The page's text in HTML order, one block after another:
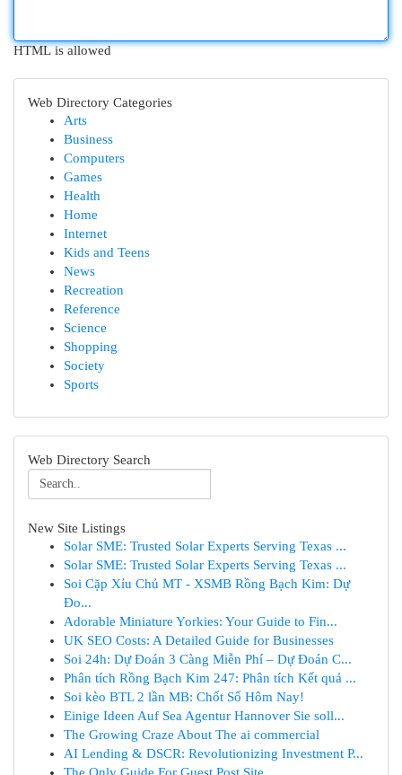
HTML is allowed
Web Directory Categories
Arts
Business
Computers
Games
Health
Home
Internet
Kids and Teens
News
Recreation
Reference
Science
Shopping
Society
Sports
Web Directory Search
New Site Listings
Solar SME: Trusted Solar Experts Serving Texas ...
Solar SME: Trusted Solar Experts Serving Texas ...
Soi Cặp Xỉu Chủ MT - XSMB Rồng Bạch Kim: Dự
Đo...
Adorable Miniature Yorkies: Your Guide to Fin...
UK SEO Costs: A Detailed Guide for Businesses
Soi 24h: Dự Đoán 3 Càng Miễn Phí – Dự Đoán C...
Phân tích Rồng Bạch Kim 247: Phân tích Kết quả ...
Soi kèo BTL 2 lần MB: Chốt Số Hôm Nay!
Einige Ideen Auf Sea Agentur Hannover Sie soll...
The Growing Craze About The ai commercial
AI Lending & DSCR: Revolutionizing Investment P...